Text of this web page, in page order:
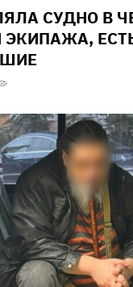
СУДНО В
ЭКИПАЖА,